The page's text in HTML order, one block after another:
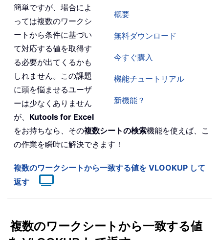
概要
無料ダウンロード
今すぐ購入
機能チュートリアル
新機能？
簡単ですが、場合によ
っては複数のワークシ
ートから条件に基づい
て対応する値を取得す
る必要が出てくるかも
しれません。この課題
に頭を悩ませるユーザ
ーは少なくありません
が、 Kutools for Excel
をお持ちなら、その複数シートの検索機能を使えば、こ
の作業を瞬時に解決できます！
複数のワークシートから一致する値を VLOOKUP して
返す
複数のワークシートから一致する値